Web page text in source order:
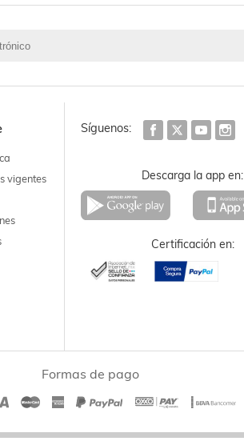
vigentes
Síguenos:
Descarga la app en:
Certificación en:
Formas de pago